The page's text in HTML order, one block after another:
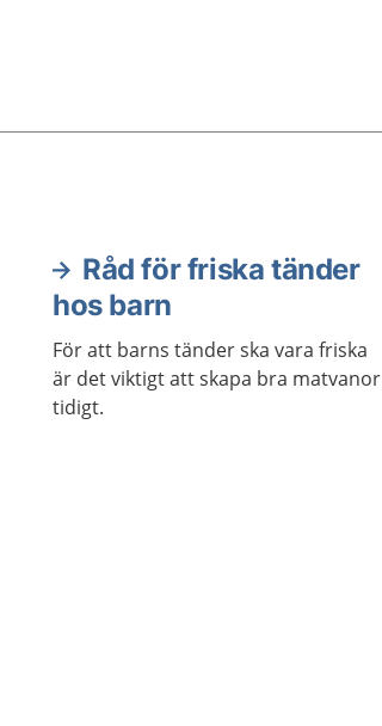
Råd för friska tänder
hos barn
För att barns tänder ska vara friska
är det viktigt att skapa bra matvanor
tidigt.